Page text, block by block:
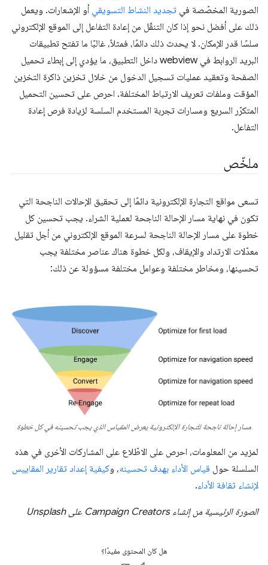
الصورية المخصّصة في تجديد النشاط التسويقي أو الإشعارات. ويعمل
ذلك على أفضل نحو إذا كان التنقّل من إعادة التفاعل إلى الموقع الإلكتروني
سلسًا قدر الإمكان. لا يحدث ذلك دائمًا، فمثلاً، غالبًا ما تفتح تطبيقات
البريد الروابط في webview داخل التطبيق، ما يؤدي إلى إبطاء تحميل
الصفحة وتعقيد عمليات تسجيل الدخول من خلال تخزين ذاكرة التخزين
المؤقت وملفات تعريف الارتباط المختلفة. احرص على تحسين التحميل
المتكرّر السريع ومسارات تجربة المستخدم السلسة لزيادة فرص إعادة
التفاعل.
ملخّص
تسعى مواقع التجارة الإلكترونية دائمًا إلى تحقيق الإحالات الناجحة التي
تكون في نهاية مسار الإحالة الناجحة لعملية الشراء. يجب تحسين كل
خطوة على مسار الإحالة الناجحة لسرعة الموقع الإلكتروني من أجل تقليل
معدّلات الارتداد والإيقاف، ولكل خطوة هناك عناصر مختلفة يجب
تحسينها، ومخاطر مختلفة وعوامل مختلفة مسؤولة عن ذلك:
مسار إحالة ناجحة للتجارة الإلكترونية يعرض المقياس الذي يجب تحسينه في كل خطوة
لمزيد من المعلومات، احرص على الاطّلاع على المشاركات الأخرى في هذه
السلسلة حول قياس الأداء بهدف تحسينه، وكيفية إعداد تقارير المقاييس
لإنشاء ثقافة الأداء.
الصورة الرئيسية من إنشاء Campaign Creators على Unsplash
هل كان المحتوى مفيدًا؟